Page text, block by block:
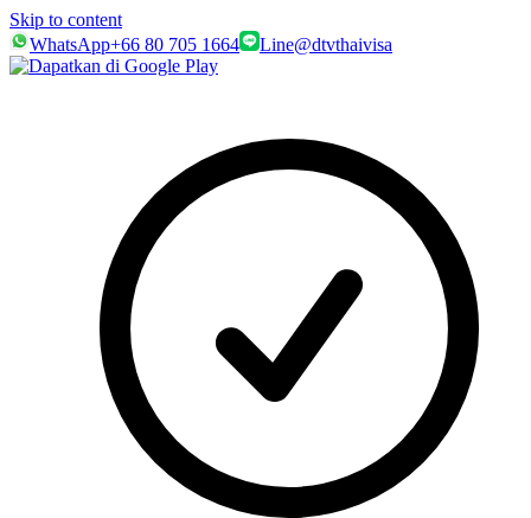
Skip to content
WhatsApp+66 80 705 1664 Line@dtvthaivisa